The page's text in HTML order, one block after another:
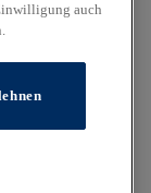
auch